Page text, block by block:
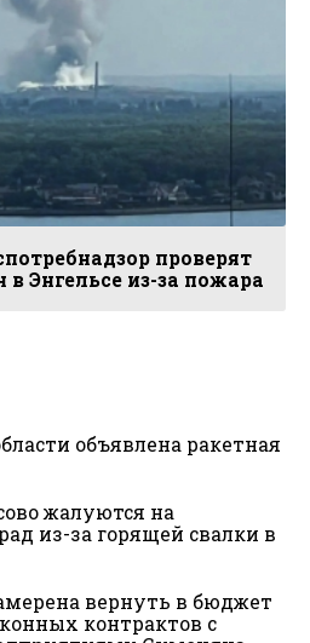
проверят
Энгельсе из-за пожара
объявлена ракетная
жалуются на
из-за горящей свалки в
вернуть в бюджет
контрактов с